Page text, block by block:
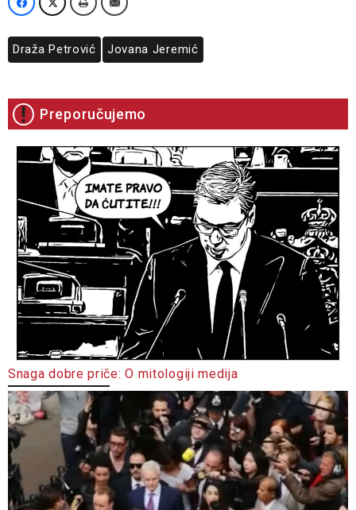
Draža Petrović Jovana Jeremić
Preporučujemo
Snaga dobre priče: O mitologiji medija